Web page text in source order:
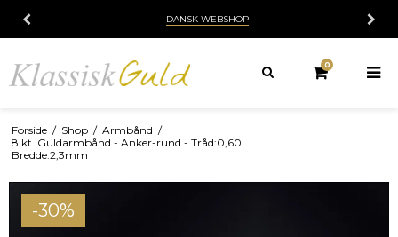
DANSK WEBSHOP
0
Forside / Shop / Armbånd /
8 kt. Guldarmbånd - Anker-rund - Tråd:0,60
Bredde:2,3mm
-30%